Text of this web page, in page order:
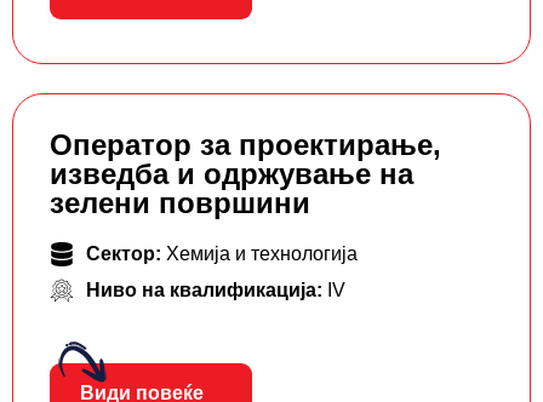
Оператор за проектирање,
изведба и одржување на
зелени површини
Сектор: Хемија и технологија
Ниво на квалификација: IV
Види повеќе